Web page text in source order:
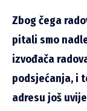
Zbog čega
pitali smo
izvođača
podsjećanja, i
adresu još